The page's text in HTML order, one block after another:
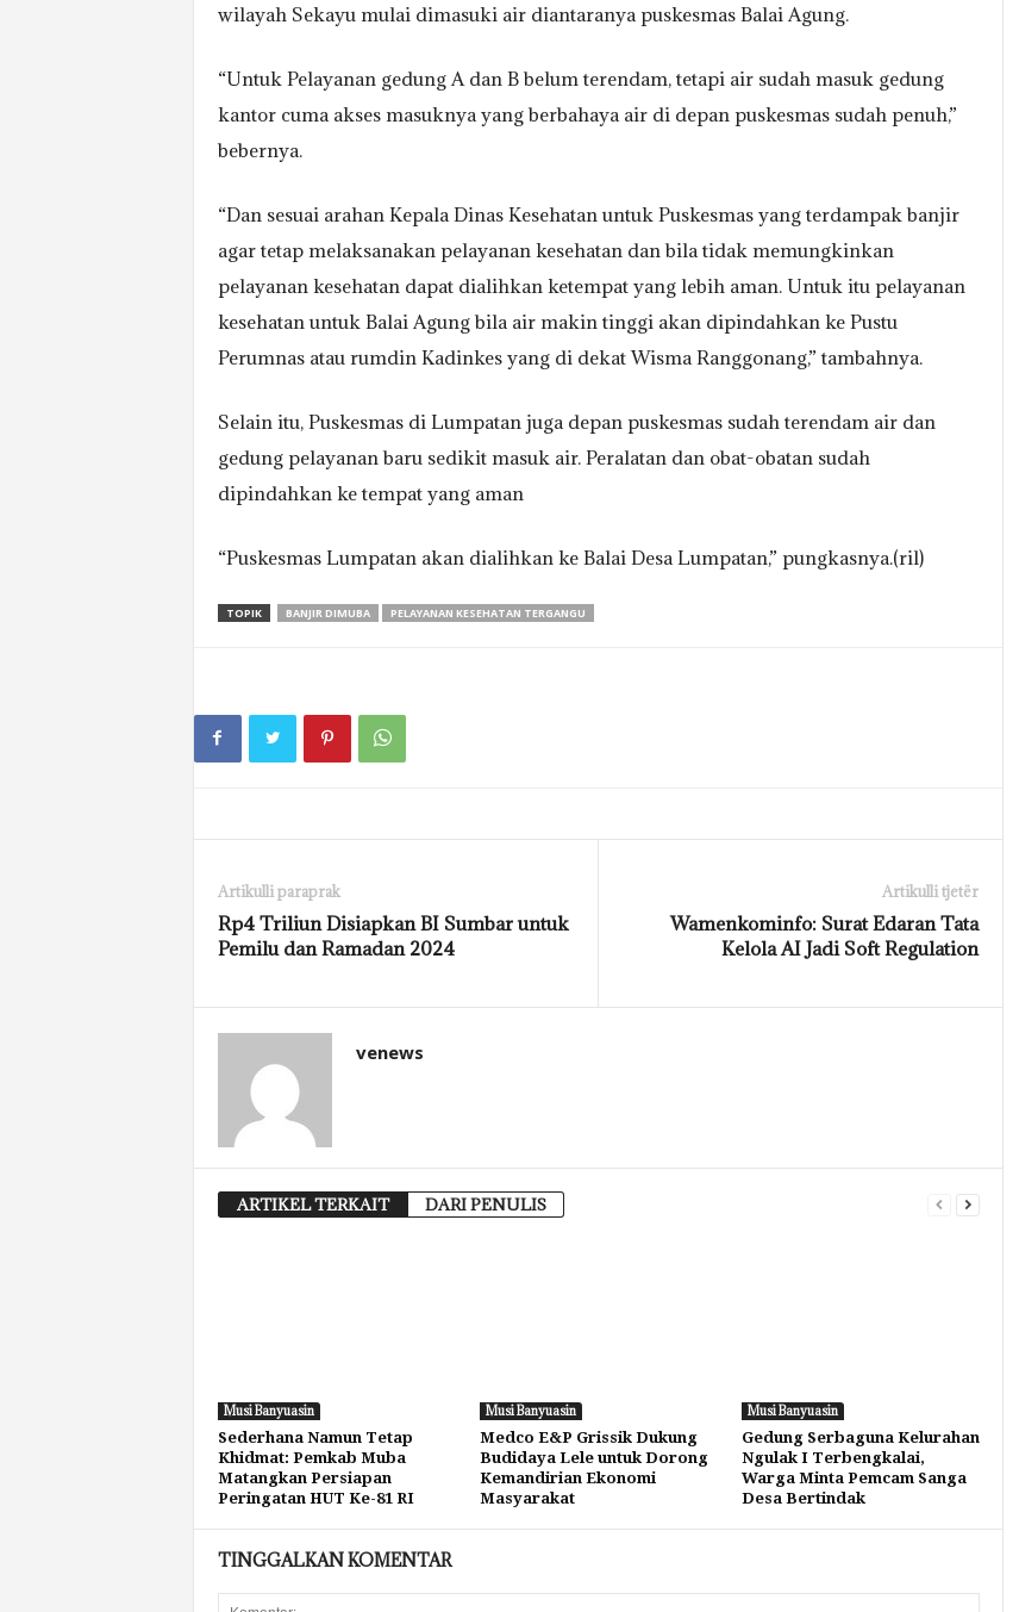
wilayah Sekayu mulai dimasuki air diantaranya puskesmas Balai Agung.
“Untuk Pelayanan gedung A dan B belum terendam, tetapi air sudah masuk gedung
kantor cuma akses masuknya yang berbahaya air di depan puskesmas sudah penuh,”
bebernya.
“Dan sesuai arahan Kepala Dinas Kesehatan untuk Puskesmas yang terdampak banjir
agar tetap melaksanakan pelayanan kesehatan dan bila tidak memungkinkan
pelayanan kesehatan dapat dialihkan ketempat yang lebih aman. Untuk itu pelayanan
kesehatan untuk Balai Agung bila air makin tinggi akan dipindahkan ke Pustu
Perumnas atau rumdin Kadinkes yang di dekat Wisma Ranggonang,” tambahnya.
Selain itu, Puskesmas di Lumpatan juga depan puskesmas sudah terendam air dan
gedung pelayanan baru sedikit masuk air. Peralatan dan obat-obatan sudah
dipindahkan ke tempat yang aman
“Puskesmas Lumpatan akan dialihkan ke Balai Desa Lumpatan,” pungkasnya.(ril)
TOPIK BANJIR DIMUBA PELAYANAN KESEHATAN TERGANGU
Artikulli paraprak
Rp4 Triliun Disiapkan BI Sumbar untuk
Pemilu dan Ramadan 2024
Artikulli tjetër
Wamenkominfo: Surat Edaran Tata
Kelola AI Jadi Soft Regulation
venews
ARTIKEL TERKAIT DARI PENULIS
Musi Banyuasin
Sederhana Namun Tetap
Khidmat: Pemkab Muba
Matangkan Persiapan
Peringatan HUT Ke-81 RI
Musi Banyuasin
Medco E&P Grissik Dukung
Budidaya Lele untuk Dorong
Kemandirian Ekonomi
Masyarakat
Musi Banyuasin
Gedung Serbaguna Kelurahan
Ngulak I Terbengkalai,
Warga Minta Pemcam Sanga
Desa Bertindak
TINGGALKAN KOMENTAR